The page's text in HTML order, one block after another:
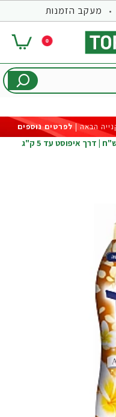
מעקב הזמנות
0
לפרטים נוספים